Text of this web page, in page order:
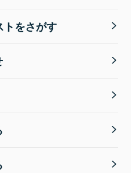
トをさがす